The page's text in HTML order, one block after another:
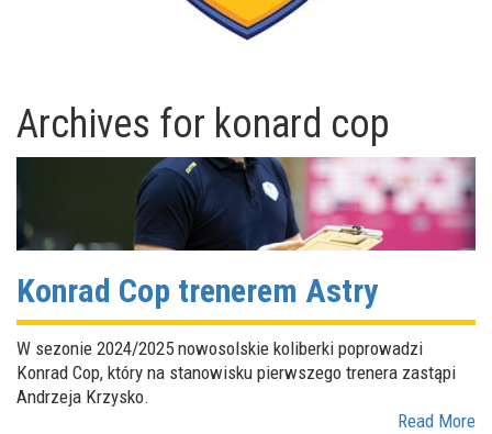
Archives for konard cop
Konrad Cop trenerem Astry
W sezonie 2024/2025 nowosolskie koliberki poprowadzi
Konrad Cop, który na stanowisku pierwszego trenera zastąpi
Andrzeja Krzysko.
Read More